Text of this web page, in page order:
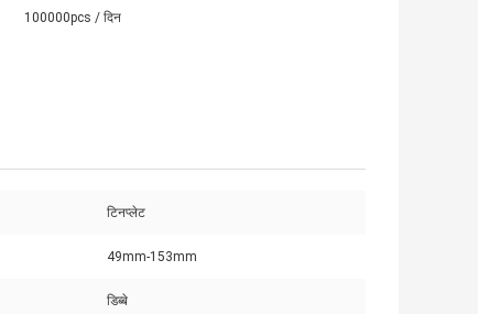
100000pcs / दिन
टिनप्लेट
49mm-153mm
डिब्बे